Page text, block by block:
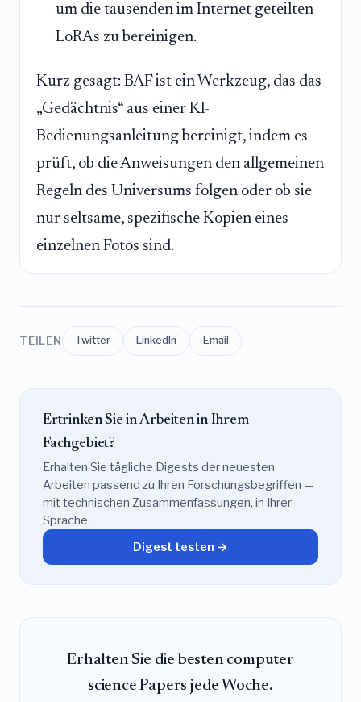
um die tausenden im Internet geteilten
LoRAs zu bereinigen.
Kurz gesagt: BAF ist ein Werkzeug, das das
„Gedächtnis“ aus einer KI-
Bedienungsanleitung bereinigt, indem es
prüft, ob die Anweisungen den allgemeinen
Regeln des Universums folgen oder ob sie
nur seltsame, spezifische Kopien eines
einzelnen Fotos sind.
TEILEN Twitter LinkedIn Email
Ertrinken Sie in Arbeiten in Ihrem
Fachgebiet?
Erhalten Sie tägliche Digests der neuesten
Arbeiten passend zu Ihren Forschungsbegriffen —
mit technischen Zusammenfassungen, in Ihrer
Sprache.
Digest testen →
Erhalten Sie die besten computer
science Papers jede Woche.